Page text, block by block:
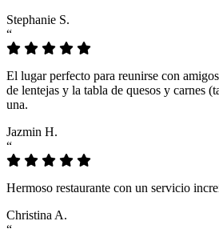
Stephanie S.
“
El lugar perfecto para reunirse con
de lentejas y la tabla de quesos y carnes
una.
Jazmin H.
“
Hermoso restaurante con un servicio
Christina A.
“